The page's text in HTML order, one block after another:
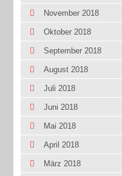
November 2018
Oktober 2018
September 2018
August 2018
Juli 2018
Juni 2018
Mai 2018
April 2018
März 2018